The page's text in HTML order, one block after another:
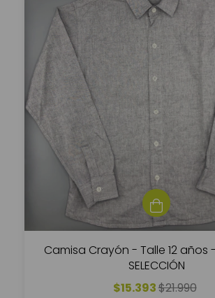
Camisa Crayón - Talle 12 años -
SELECCIÓN
$15.393$21.990